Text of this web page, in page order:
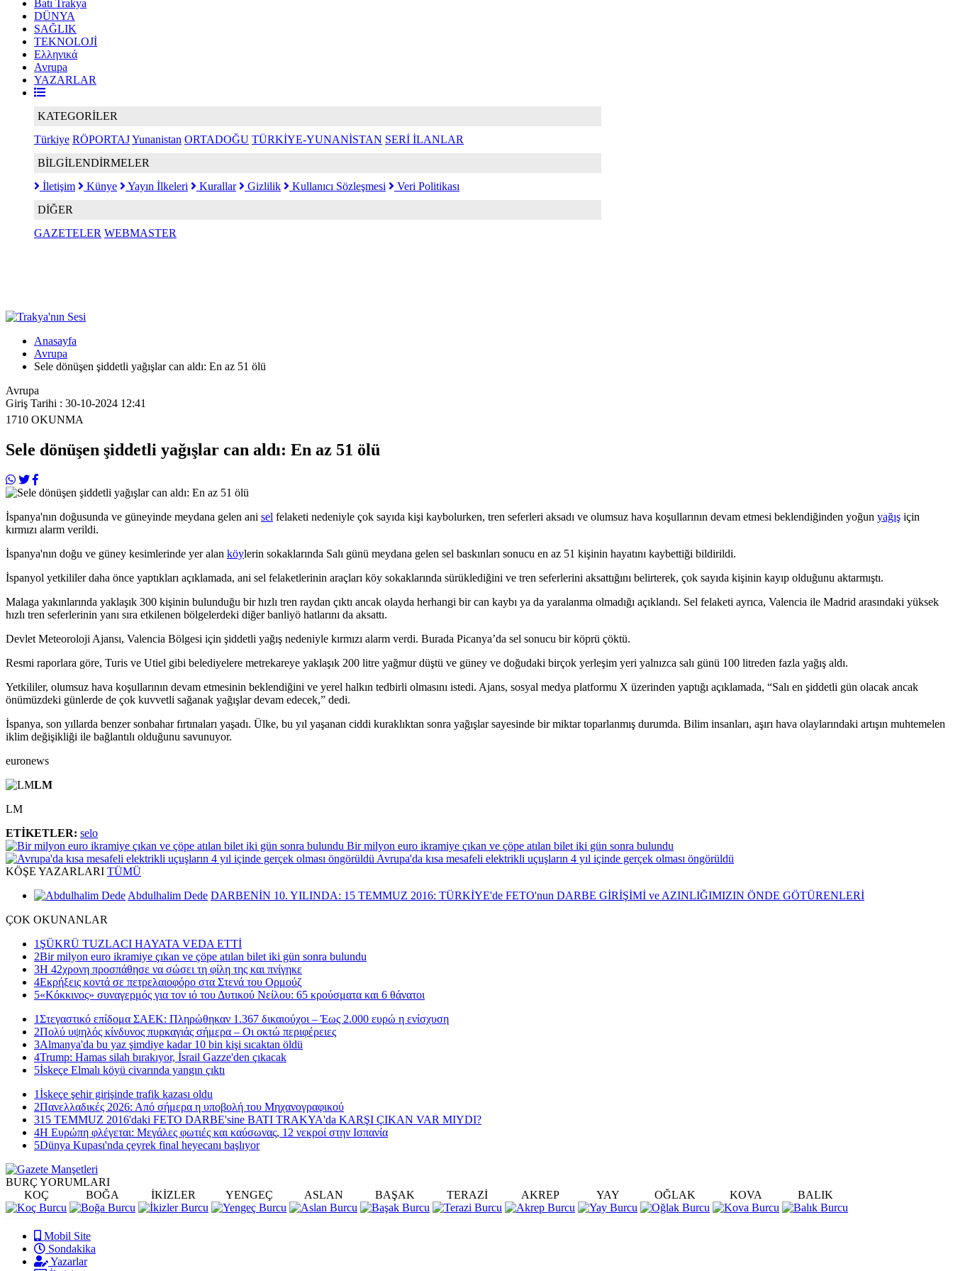
Batı Trakya
DÜNYA
SAĞLIK
TEKNOLOJİ
Ελληνικά
Avrupa
YAZARLAR
KATEGORİLER
Türkiye RÖPORTAJYunanistan ORTADOĞU TÜRKİYE-YUNANİSTAN SERİ İLANLAR
BİLGİLENDİRMELER
İletişim
Künye Yayın İlkeleri Kurallar Gizlilik Kullanıcı Sözleşmesi
Veri Politikası
DİĞER
GAZETELER WEBMASTER
Anasayfa
Avrupa
Sele dönüşen şiddetli yağışlar can aldı: En az 51 ölü
Avrupa
Giriş Tarihi : 30-10-2024 12:41
1710 OKUNMA
Sele dönüşen şiddetli yağışlar can aldı: En az 51 ölü
İspanya'nın doğusunda ve güneyinde meydana gelen ani sel felaketi nedeniyle çok sayıda kişi kaybolurken, tren seferleri aksadı ve olumsuz hava koşullarının devam etmesi beklendiğinden yoğun yağış için
kırmızı alarm verildi.
İspanya'nın doğu ve güney kesimlerinde yer alan köylerin sokaklarında Salı günü meydana gelen sel baskınları sonucu en az 51 kişinin hayatını kaybettiği bildirildi.
İspanyol yetkililer daha önce yaptıkları açıklamada, ani sel felaketlerinin araçları köy sokaklarında sürüklediğini ve tren seferlerini aksattığını belirterek, çok sayıda kişinin kayıp olduğunu aktarmıştı.
Malaga yakınlarında yaklaşık 300 kişinin bulunduğu bir hızlı tren raydan çıktı ancak olayda herhangi bir can kaybı ya da yaralanma olmadığı açıklandı. Sel felaketi ayrıca, Valencia ile Madrid arasındaki yüksek
hızlı tren seferlerinin yanı sıra etkilenen bölgelerdeki diğer banliyö hatlarını da aksattı.
Devlet Meteoroloji Ajansı, Valencia Bölgesi için şiddetli yağış nedeniyle kırmızı alarm verdi. Burada Picanya’da sel sonucu bir köprü çöktü.
Resmi raporlara göre, Turis ve Utiel gibi belediyelere metrekareye yaklaşık 200 litre yağmur düştü ve güney ve doğudaki birçok yerleşim yeri yalnızca salı günü 100 litreden fazla yağış aldı.
Yetkililer, olumsuz hava koşullarının devam etmesinin beklendiğini ve yerel halkın tedbirli olmasını istedi. Ajans, sosyal medya platformu X üzerinden yaptığı açıklamada, “Salı en şiddetli gün olacak ancak
önümüzdeki günlerde de çok kuvvetli sağanak yağışlar devam edecek,” dedi.
İspanya, son yıllarda benzer sonbahar fırtınaları yaşadı. Ülke, bu yıl yaşanan ciddi kuraklıktan sonra yağışlar sayesinde bir miktar toparlanmış durumda. Bilim insanları, aşırı hava olaylarındaki artışın muhtemelen
iklim değişikliği ile bağlantılı olduğunu savunuyor.
euronews
LM
LM
ETİKETLER: selo
Bir milyon euro ikramiye çıkan ve çöpe atılan bilet iki gün sonra bulundu
Avrupa'da kısa mesafeli elektrikli uçuşların 4 yıl içinde gerçek olması öngörüldü
KÖŞE YAZARLARI TÜMÜ
Abdulhalim Dede DARBENİN 10. YILINDA: 15 TEMMUZ 2016: TÜRKİYE'de FETO'nun DARBE GİRİŞİMİ ve AZINLIĞIMIZIN ÖNDE GÖTÜRENLERİ
ÇOK OKUNANLAR
1 ŞÜKRÜ TUZLACI HAYATA VEDA ETTİ
2Bir milyon euro ikramiye çıkan ve çöpe atılan bilet iki gün sonra bulundu
3Η 42χρονη προσπάθησε να σώσει τη φίλη της και πνίγηκε
4Εκρήξεις κοντά σε πετρελαιοφόρο στα Στενά του Ορμούζ
5«Κόκκινος» συναγερμός για τον ιό του Δυτικού Νείλου: 65 κρούσματα και 6 θάνατοι
1Στεγαστικό επίδομα ΣΑΕΚ: Πληρώθηκαν 1.367 δικαιούχοι – Έως 2.000 ευρώ η ενίσχυση
2Πολύ υψηλός κίνδυνος πυρκαγιάς σήμερα – Οι οκτώ περιφέρειες
3Almanya'da bu yaz şimdiye kadar 10 bin kişi sıcaktan öldü
4Trump: Hamas silah bırakıyor, İsrail Gazze'den çıkacak
5İskeçe Elmalı köyü civarında yangın çıktı
1İskeçe şehir girişinde trafik kazası oldu
2Πανελλαδικές 2026: Από σήμερα η υποβολή του Μηχανογραφικού
315 TEMMUZ 2016'daki FETO DARBE'sine BATI TRAKYA'da KARŞI ÇIKAN VAR MIYDI?
4Η Ευρώπη φλέγεται: Μεγάλες φωτιές και καύσωνας, 12 νεκροί στην Ισπανία
5Dünya Kupası'nda çeyrek final heyecanı başlıyor
BURÇ YORUMLARI
KOÇ
BOĞA İKİZLER YENGEÇ ASLAN BAŞAK TERAZİ AKREP YAY OĞLAK KOVA BALIK
Mobil Site
Sondakika
Yazarlar